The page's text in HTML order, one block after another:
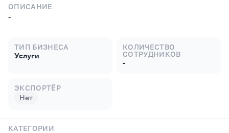
ОПИСАНИЕ
-
ТИП БИЗНЕСА
Услуги
КОЛИЧЕСТВО
СОТРУДНИКОВ
-
ЭКСПОРТЁР
Нет
КАТЕГОРИИ